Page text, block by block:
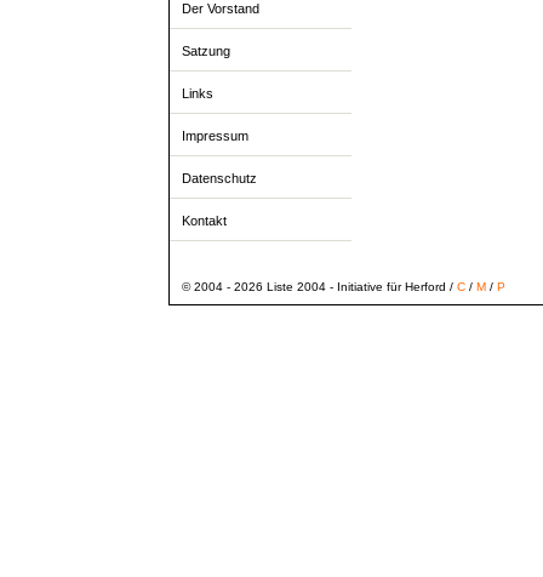
Der Vorstand
Satzung
Links
Impressum
Datenschutz
Kontakt
© 2004 - 2026 Liste 2004 - Initiative für Herford / C/ M/ P